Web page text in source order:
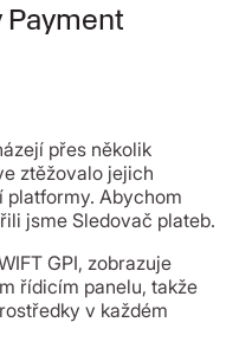
Payment
přes několik
ztěžovalo jejich
platformy. Abychom
jsme Sledovač plateb.
GPI, zobrazuje
řídicím panelu, takže
v každém